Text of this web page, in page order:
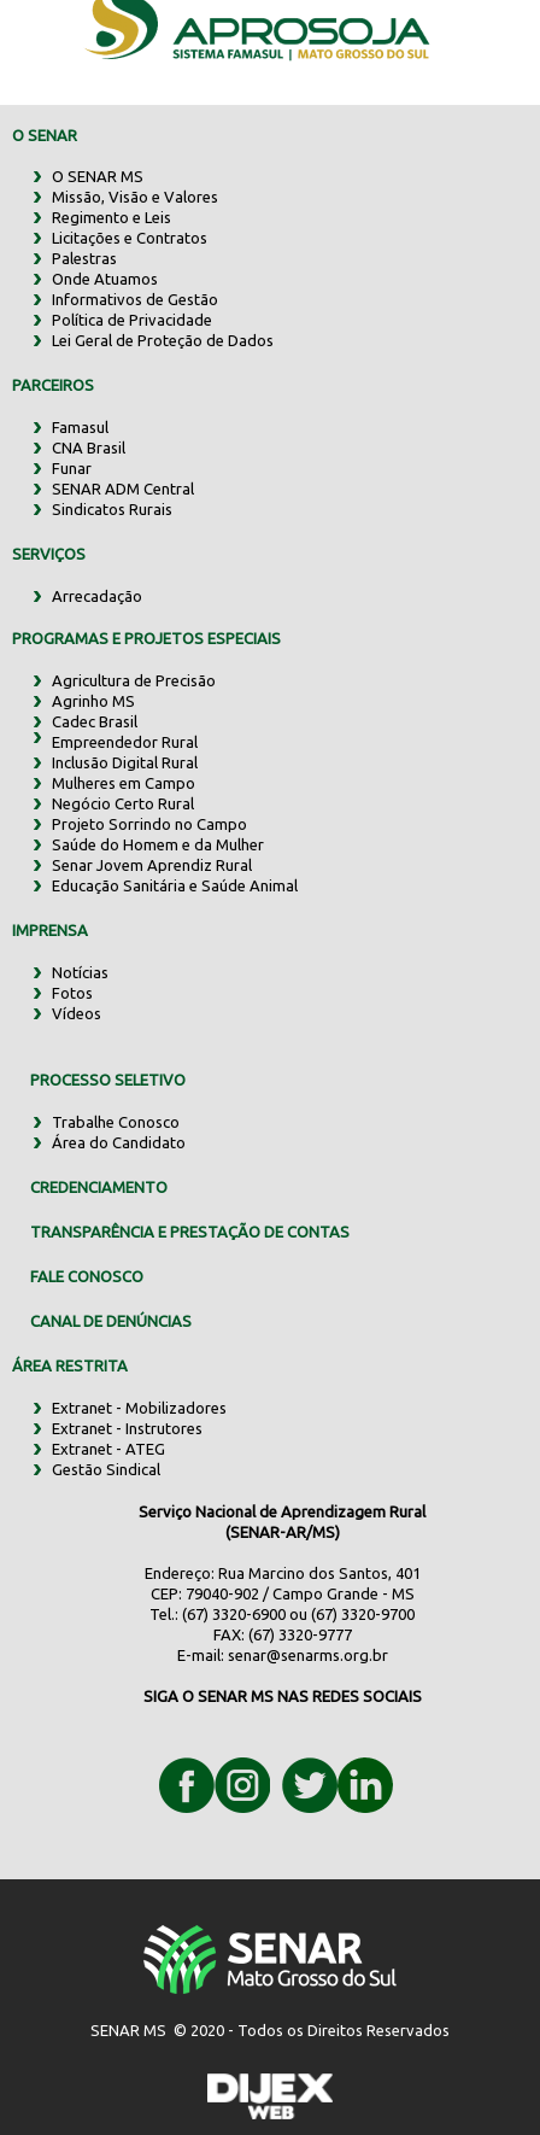
O SENAR
O SENAR MS
Missão, Visão e Valores
Regimento e Leis
Licitações e Contratos
Palestras
Onde Atuamos
Informativos de Gestão
Política de Privacidade
Lei Geral de Proteção de Dados
PARCEIROS
Famasul
CNA Brasil
Funar
SENAR ADM Central
Sindicatos Rurais
SERVIÇOS
Arrecadação
PROGRAMAS E PROJETOS ESPECIAIS
Agricultura de Precisão
Agrinho MS
Cadec Brasil
Empreendedor Rural
Inclusão Digital Rural
Mulheres em Campo
Negócio Certo Rural
Projeto Sorrindo no Campo
Saúde do Homem e da Mulher
Senar Jovem Aprendiz Rural
Educação Sanitária e Saúde Animal
IMPRENSA
Notícias
Fotos
Vídeos
PROCESSO SELETIVO
Trabalhe Conosco
Área do Candidato
CREDENCIAMENTO
TRANSPARÊNCIA E PRESTAÇÃO DE CONTAS
FALE CONOSCO
CANAL DE DENÚNCIAS
ÁREA RESTRITA
Extranet - Mobilizadores
Extranet - Instrutores
Extranet - ATEG
Gestão Sindical
Serviço Nacional de Aprendizagem Rural
(SENAR-AR/MS)
Endereço: Rua Marcino dos Santos, 401
CEP: 79040-902 / Campo Grande - MS
Tel.: (67) 3320-6900 ou (67) 3320-9700
FAX: (67) 3320-9777
E-mail: senar@senarms.org.br
SIGA O SENAR MS NAS REDES SOCIAIS
SENAR MS © 2020 - Todos os Direitos Reservados